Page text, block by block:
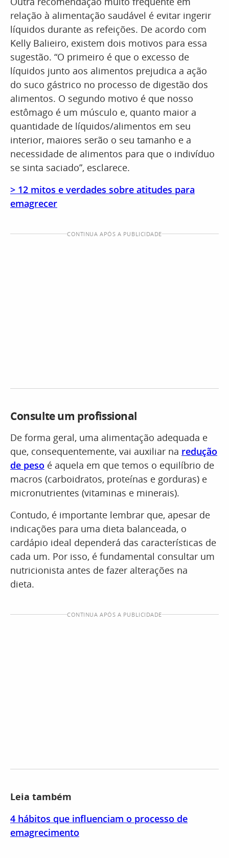
relação à alimentação saudável é evitar ingerir
líquidos durante as refeições. De acordo com
Kelly Balieiro, existem dois motivos para essa
sugestão. “O primeiro é que o excesso de
líquidos junto aos alimentos prejudica a ação
do suco gástrico no processo de digestão dos
alimentos. O segundo motivo é que nosso
estômago é um músculo e, quanto maior a
quantidade de líquidos/alimentos em seu
interior, maiores serão o seu tamanho e a
necessidade de alimentos para que o indivíduo
se sinta saciado”, esclarece.
> 12 mitos e verdades sobre atitudes para
emagrecer
CONTINUA APÓS A PUBLICIDADE
Consulte um profissional
De forma geral, uma alimentação adequada e
que, consequentemente, vai auxiliar na redução
de peso é aquela em que temos o equilíbrio de
macros (carboidratos, proteínas e gorduras) e
micronutrientes (vitaminas e minerais).
Contudo, é importante lembrar que, apesar de
indicações para uma dieta balanceada, o
cardápio ideal dependerá das características de
cada um. Por isso, é fundamental consultar um
nutricionista antes de fazer alterações na
dieta.
CONTINUA APÓS A PUBLICIDADE
Leia também
4 hábitos que influenciam o processo de
emagrecimento